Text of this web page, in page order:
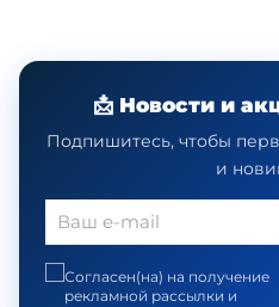
📩 Новости и
Подпишитесь, чтобы
и
Согласен(на) на получение
рекламной рассылки и